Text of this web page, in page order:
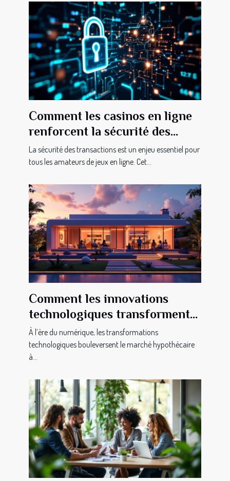
Comment les casinos en ligne
renforcent la sécurité des
transactions ?
La sécurité des transactions est un enjeu essentiel pour
tous les amateurs de jeux en ligne. Cet...
Comment les innovations
technologiques transforment-
elles le marché hypothécaire ?
À l’ère du numérique, les transformations
technologiques bouleversent le marché hypothécaire
à...